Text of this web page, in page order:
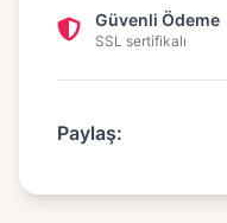
Güvenli Ödeme
SSL sertifikalı
Paylaş: